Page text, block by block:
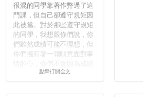
很混的同學靠著作弊過了這
門課，但自己卻遵守規矩因
此被當。對於那些遵守規矩
的同學，我想跟你們說，你
們雖然成績可能不理想，但
你們擁有著一顆願意面對事
壓力而選擇逃避(作弊)，在
點擊打開全文